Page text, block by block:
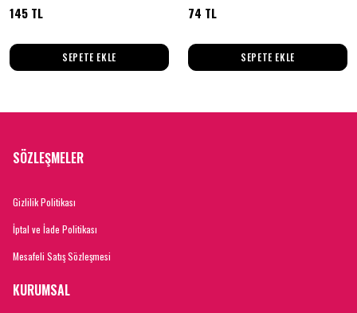
145 TL
SEPETE EKLE
74 TL
SEPETE EKLE
SÖZLEŞMELER
Gizlilik Politikası
İptal ve İade Politikası
Mesafeli Satış Sözleşmesi
KURUMSAL